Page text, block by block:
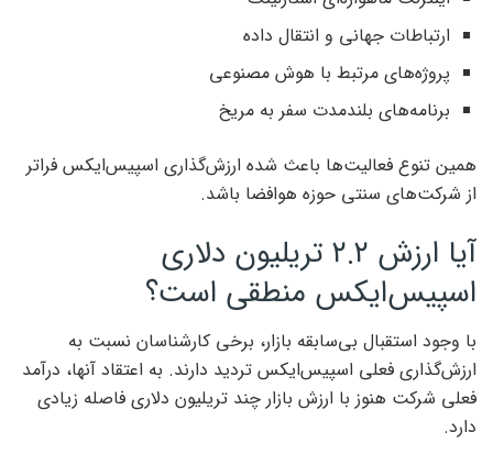
ارتباطات جهانی و انتقال داده
پروژه‌های مرتبط با هوش مصنوعی
برنامه‌های بلندمدت سفر به مریخ
همین تنوع فعالیت‌ها باعث شده ارزش‌گذاری اسپیس‌ایکس فراتر
از شرکت‌های سنتی حوزه هوافضا باشد.
آیا ارزش ۲.۲ تریلیون دلاری
اسپیس‌ایکس منطقی است؟
با وجود استقبال بی‌سابقه بازار، برخی کارشناسان نسبت به
ارزش‌گذاری فعلی اسپیس‌ایکس تردید دارند. به اعتقاد آنها، درآمد
فعلی شرکت هنوز با ارزش بازار چند تریلیون دلاری فاصله زیادی
دارد.